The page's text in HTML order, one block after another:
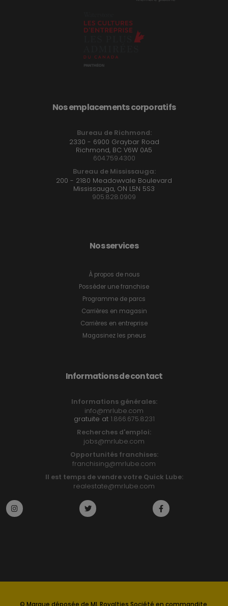
Nos emplacements corporatifs
Bureau de Richmond:
2330 - 6900 Graybar Road
Richmond, BC V6W 0A5
604.759.4300
Bureau de Mississauga:
200 - 2180 Meadowvale Boulevard
Mississauga, ON L5N 5S3
905.828.0909
Nos services
À propos de nous
Posséder une franchise
Programme de parcs
Carrières en magasin
Carrières en entreprise
Magasinez les pneus
Informations de contact
Informations générales:
info@mrlube.com
gratuite at 1.866.675.8231
Recherches d'emploi:
jobs@mrlube.com
Opportunités franchises:
franchising@mrlube.com
Il est temps de vendre votre Quick Lube:
realestate@mrlube.com